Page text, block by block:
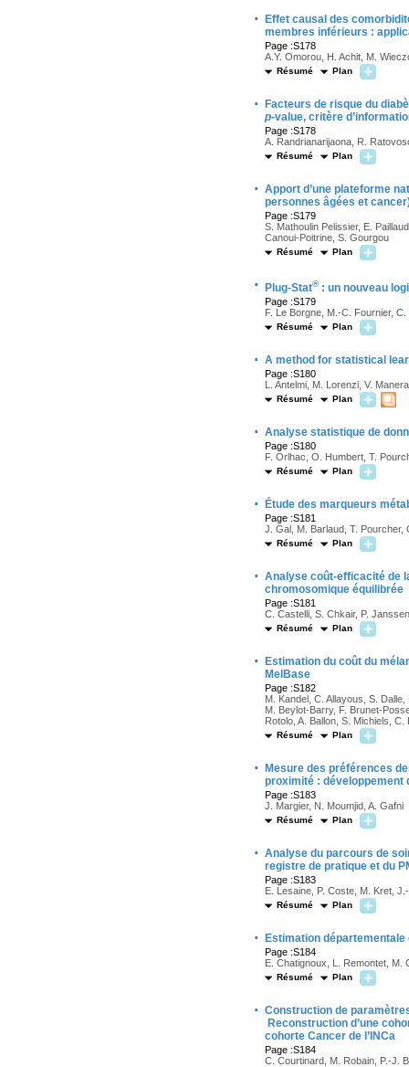
·
Effet causal des
membres inférieurs :
Page :S178
A.Y. Omorou, H. Achit, M.
Résumé Plan
·
Facteurs de risque du
p-value, critère
Page :S178
A. Randrianarijaona, R.
Résumé Plan
· Apport d’une plateforme
personnes âgées et
Page :S179
S. Mathoulin Pelissier, E.
Canoui-Poitrine, S. Gourgou
Résumé Plan
· Plug-Stat®: un nouveau
Page :S179
F. Le Borgne, M.-C. Fournier,
Résumé Plan
· A method for statistical
Page :S180
L. Antelmi, M. Lorenzi, V.
Résumé Plan
· Analyse statistique de
Page :S180
F. Orlhac, O. Humbert, T.
Résumé Plan
· Étude des marqueurs
Page :S181
J. Gal, M. Barlaud, T. Pourcher,
Résumé Plan
· Analyse coût-efficacité de
chromosomique équilibrée
Page :S181
C. Castelli, S. Chkair, P.
Résumé Plan
·
Estimation du coût du
MelBase
Page :S182
M. Kandel, C. Allayous, S.
M. Beylot-Barry, F. Brunet-
Rotolo, A. Ballon, S. Michiels, C.
Résumé Plan
·
Mesure des préférences
proximité : développement
Page :S183
J. Margier, N. Moumjid, A. Gafni
Résumé Plan
· Analyse du parcours de
registre de pratique et du
Page :S183
E. Lesaine, P. Coste, M. Kret,
Résumé Plan
· Estimation
Page :S184
E. Chatignoux, L. Remontet, M.
Résumé Plan
· Construction de
Reconstruction d’une
cohorte Cancer de l’INCa
Page :S184
C. Courtinard, M. Robain, P.-J.